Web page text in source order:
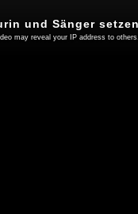
may reveal your IP address to others.